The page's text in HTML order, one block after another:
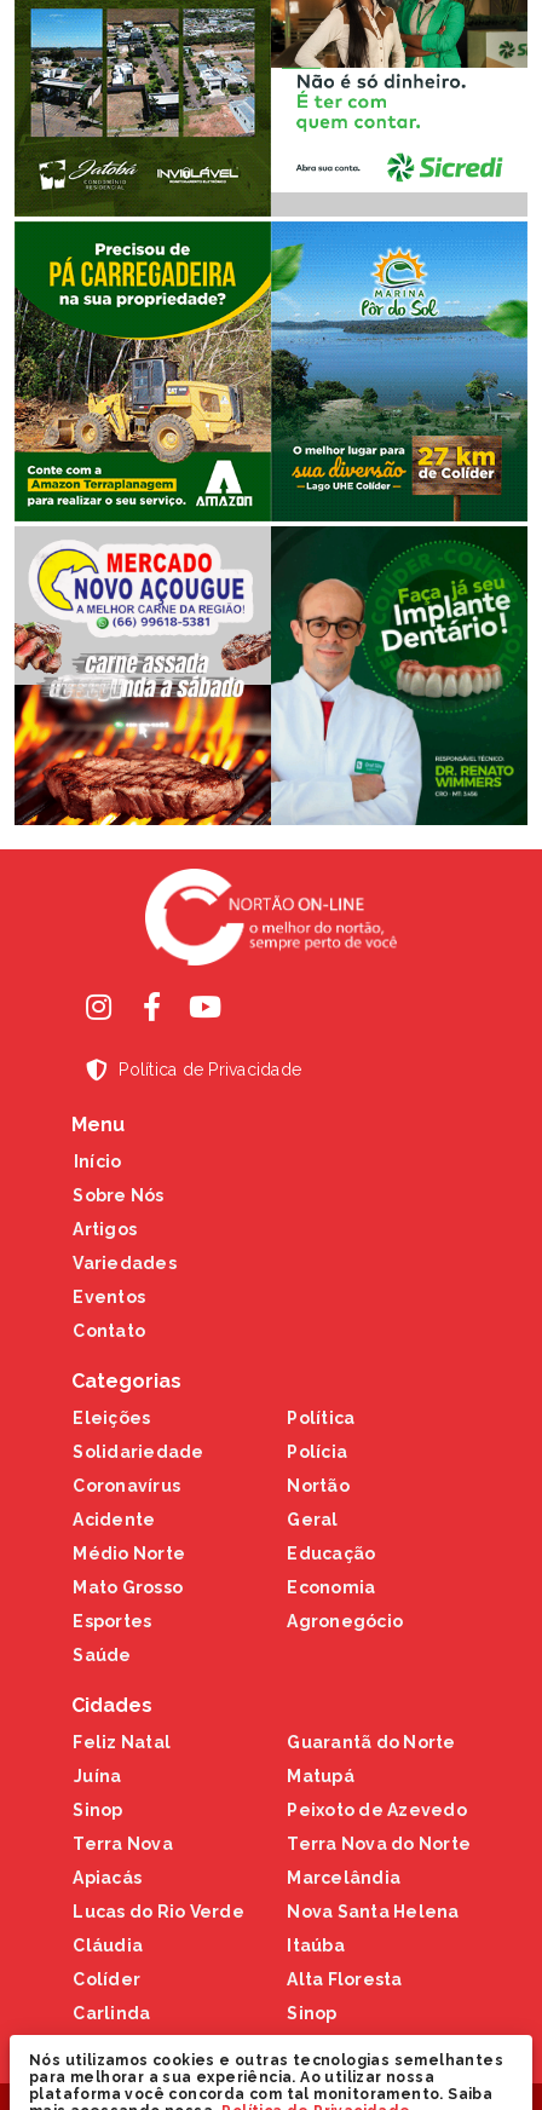
Política de Privacidade
Menu
Início
Sobre Nós
Artigos
Variedades
Eventos
Contato
Categorias
Eleições
Solidariedade
Coronavírus
Acidente
Médio Norte
Mato Grosso
Esportes
Saúde
Política
Polícia
Nortão
Geral
Educação
Economia
Agronegócio
Cidades
Feliz Natal
Juína
Sinop
Terra Nova
Apiacás
Lucas do Rio Verde
Cláudia
Colíder
Carlinda
Guarantã do Norte
Matupá
Peixoto de Azevedo
Terra Nova do Norte
Marcelândia
Nova Santa Helena
Itaúba
Alta Floresta
Sinop
Nós utilizamos cookies e outras tecnologias semelhantes
para melhorar a sua experiência. Ao utilizar nossa
plataforma você concorda com tal monitoramento. Saiba